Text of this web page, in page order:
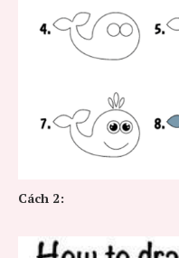
Cách 2: